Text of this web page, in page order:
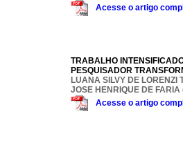
Acesse o artigo
TRABALHO
PESQUISADOR
LUANA SILVY DE LORENZI
JOSE HENRIQUE DE FARIA
Acesse o artigo